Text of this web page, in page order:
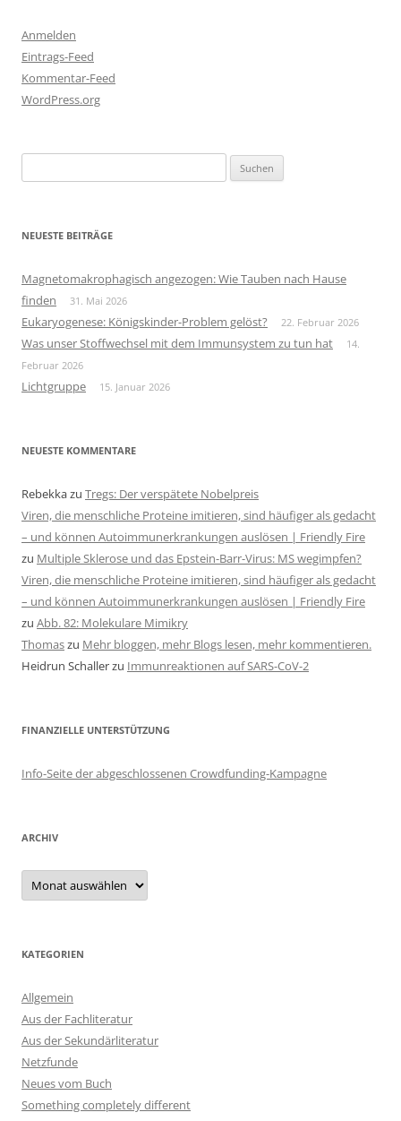
Anmelden
Eintrags-Feed
Kommentar-Feed
WordPress.org
nach:
NEUESTE BEITRÄGE
Magnetomakrophagisch angezogen: Wie Tauben nach Hause
finden
31. Mai 2026
Eukaryogenese: Königskinder-Problem gelöst? 22. Februar 2026
Was unser Stoffwechsel mit dem Immunsystem zu tun hat
14.
Februar 2026
Lichtgruppe 15. Januar 2026
NEUESTE KOMMENTARE
Rebekkazu Tregs: Der verspätete Nobelpreis
Viren, die menschliche Proteine imitieren, sind häufiger als gedacht
– und können Autoimmunerkrankungen auslösen | Friendly Fire
zu Multiple Sklerose und das Epstein-Barr-Virus: MS wegimpfen?
Viren, die menschliche Proteine imitieren, sind häufiger als gedacht
– und können Autoimmunerkrankungen auslösen | Friendly Fire
zu Abb. 82: Molekulare Mimikry
Thomaszu Mehr bloggen, mehr Blogs lesen, mehr kommentieren.
Heidrun Schallerzu Immunreaktionen auf SARS-CoV-2
FINANZIELLE UNTERSTÜTZUNG
Info-Seite der abgeschlossenen Crowdfunding-Kampagne
ARCHIV
Archiv
KATEGORIEN
Allgemein
Aus der Fachliteratur
Aus der Sekundärliteratur
Netzfunde
Neues vom Buch
Something completely different